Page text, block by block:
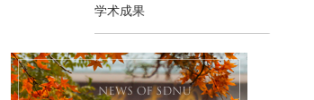
学术成果